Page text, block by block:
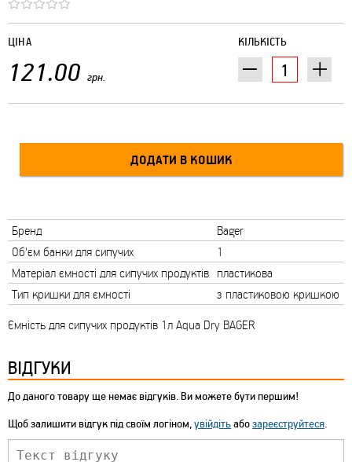
КІЛЬКІСТЬ
ЦІНА
121.00 грн.
Бренд
Bager
Об'єм банки для сипучих
1
Матеріал ємності для сипучих продуктів пластикова
Тип кришки для ємності
з пластиковою кришкою
Ємність для сипучих продуктів 1л Aqua Dry BAGER
ВІДГУКИ
До даного товару ще немає відгуків. Ви можете бути першим!
Щоб залишити відгук під своїм логіном,увійдітьабозареєструйтеся.